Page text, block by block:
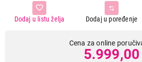
Dodaj u poređenje
Dodaj u listu želja
Cena za online
5.999,00